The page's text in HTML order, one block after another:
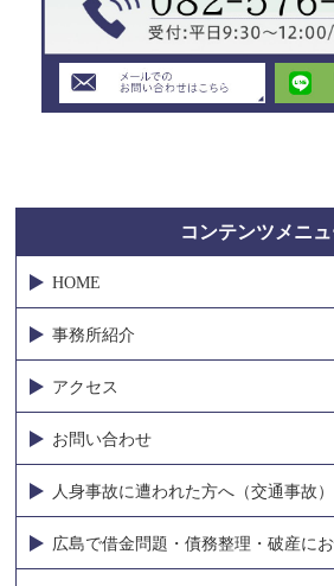
コンテンツメニ
HOME
事務所紹介
アクセス
お問い合わせ
人身事故に遭われた方へ（交通事故）
広島で借金問題・債務整理・破産に